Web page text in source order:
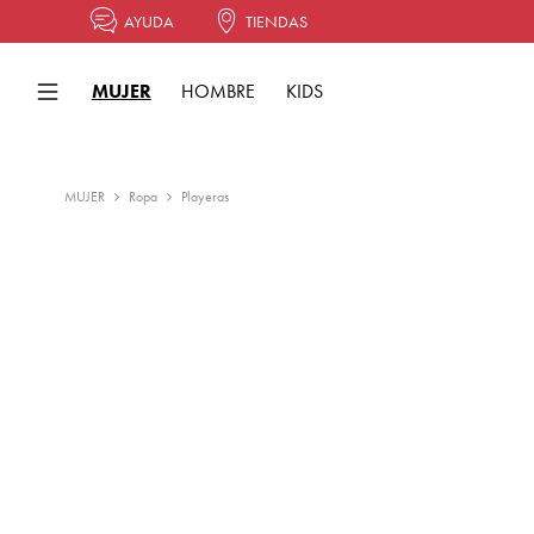
AYUDA TIENDAS
MUJER HOMBRE KIDS
MUJER Ropa Playeras